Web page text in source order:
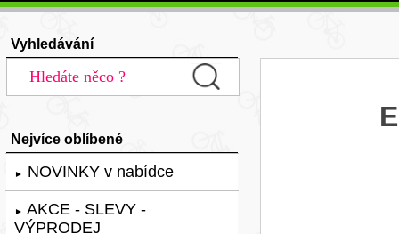
Vyhledávání
Nejvíce oblíbené
► NOVINKY v nabídce
► AKCE - SLEVY -
VÝPRODEJ